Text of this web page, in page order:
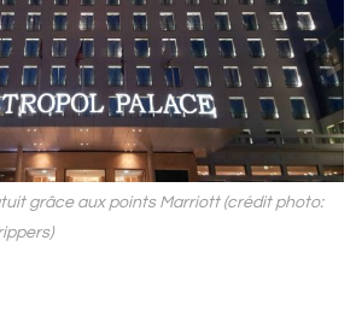
grâce aux points Marriott (crédit photo: